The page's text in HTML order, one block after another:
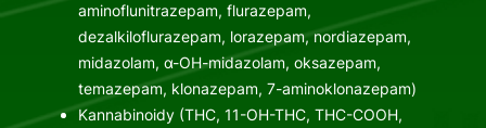
aminoflunitrazepam, flurazepam,
dezalkiloflurazepam, lorazepam, nordiazepam,
midazolam, α-OH-midazolam, oksazepam,
temazepam, klonazepam, 7-aminoklonazepam)
Kannabinoidy (THC, 11-OH-THC, THC-COOH,